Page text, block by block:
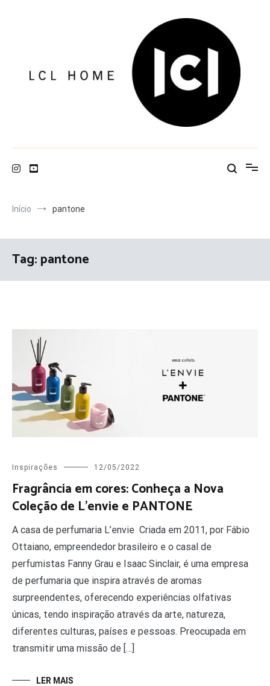
Início pantone
Tag:pantone
Inspirações 12/05/2022
Fragrância em cores: Conheça a Nova
Coleção de L’envie e PANTONE
A casa de perfumaria L’envie Criada em 2011, por Fábio
Ottaiano, empreendedor brasileiro e o casal de
perfumistas Fanny Grau e Isaac Sinclair, é uma empresa
de perfumaria que inspira através de aromas
surpreendentes, oferecendo experiências olfativas
únicas, tendo inspiração através da arte, natureza,
diferentes culturas, países e pessoas. Preocupada em
transmitir uma missão de […]
LER MAIS